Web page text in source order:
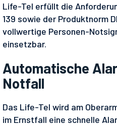
Life-Tel erfüllt die
139 sowie der Produktnorm
vollwertige Personen-
einsetzbar.
Automatische
Notfall
Das Life-Tel wird am
im Ernstfall eine schnelle